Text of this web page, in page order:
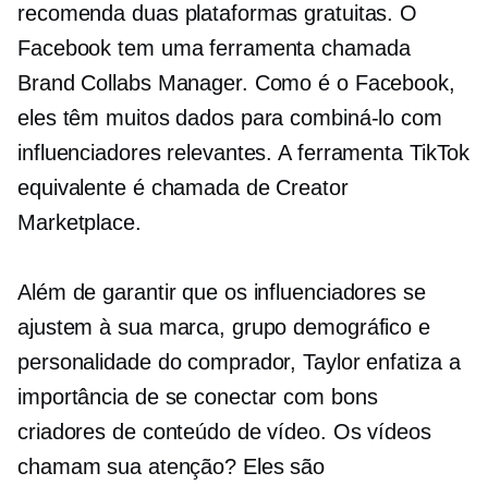
recomenda duas plataformas gratuitas. O
Facebook tem uma ferramenta chamada
Brand Collabs Manager. Como é o Facebook,
eles têm muitos dados para combiná-lo com
influenciadores relevantes. A ferramenta TikTok
equivalente é chamada de Creator
Marketplace.
Além de garantir que os influenciadores se
ajustem à sua marca, grupo demográfico e
personalidade do comprador, Taylor enfatiza a
importância de se conectar com bons
criadores de conteúdo de vídeo. Os vídeos
chamam sua atenção? Eles são